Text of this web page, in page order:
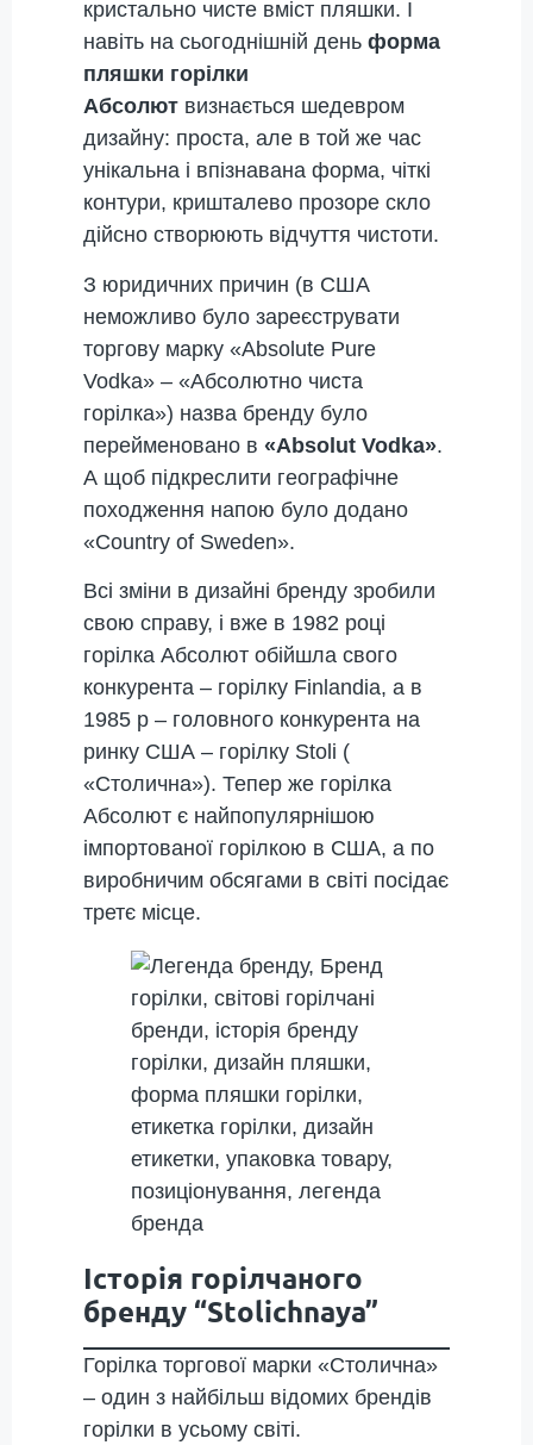
кристально чисте вміст пляшки. І
навіть на сьогоднішній день форма
пляшки горілки
Абсолют визнається шедевром
дизайну: проста, але в той же час
унікальна і впізнавана форма, чіткі
контури, кришталево прозоре скло
дійсно створюють відчуття чистоти.
З юридичних причин (в США
неможливо було зареєструвати
торгову марку «Absolute Pure
Vodka» – «Абсолютно чиста
горілка») назва бренду було
перейменовано в «Absolut Vodka».
А щоб підкреслити географічне
походження напою було додано
«Country of Sweden».
Всі зміни в дизайні бренду зробили
свою справу, і вже в 1982 році
горілка Абсолют обійшла свого
конкурента – горілку Finlandia, а в
1985 р – головного конкурента на
ринку США – горілку Stoli (
«Столична»). Тепер же горілка
Абсолют є найпопулярнішою
імпортованої горілкою в США, а по
виробничим обсягами в світі посідає
третє місце.
Історія горілчаного
бренду “Stolichnaya”
Горілка торгової марки «Столична»
– один з найбільш відомих брендів
горілки в усьому світі.